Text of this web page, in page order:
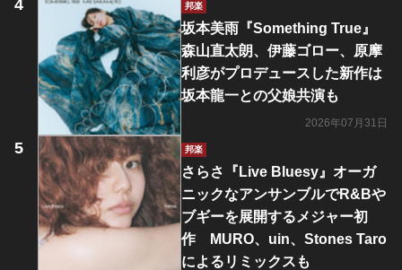
邦楽
坂本美雨『Something True』
森山直太朗、伊藤ゴロー、原摩
利彦がプロデュースした新作は
坂本龍一との父娘共演も
2026年07月31日
邦楽
さらさ『Live Bluesy』オーガ
ニックなアンサンブルでR&Bや
ブギーを展開するメジャー初
作 MURO、uin、Stones Taro
によるリミックスも